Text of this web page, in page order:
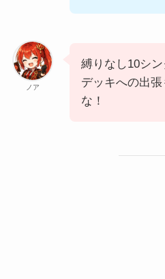
ノア
縛りなし10シ
デッキへの出
な！